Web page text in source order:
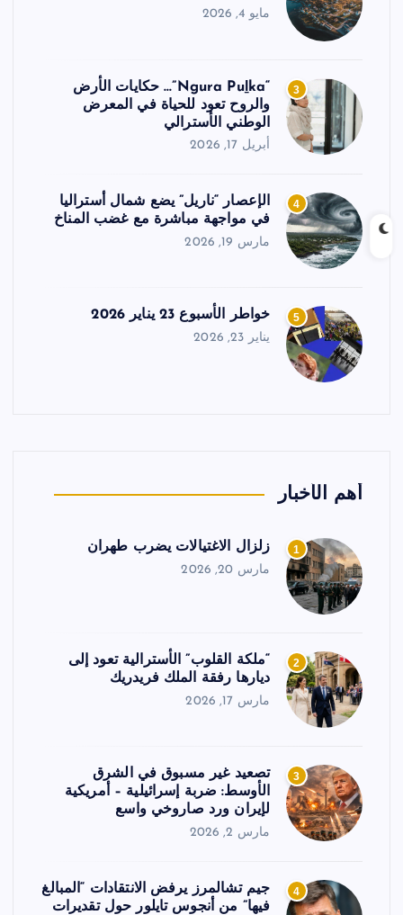
مايو 4, 2026
3
“Ngura Puḻka”… حكايات الأرض
والروح تعود للحياة في المعرض
الوطني الأسترالي
أبريل 17, 2026
4
الإعصار “ناريل” يضع شمال أستراليا
في مواجهة مباشرة مع غضب المناخ
مارس 19, 2026
5 خواطر الأسبوع 23 يناير 2026
يناير 23, 2026
أهم الأخبار
1 زلزال الاغتيالات يضرب طهران
مارس 20, 2026
2
“ملكة القلوب” الأسترالية تعود إلى
ديارها رفقة الملك فريدريك
مارس 17, 2026
3
تصعيد غير مسبوق في الشرق
الأوسط: ضربة إسرائيلية – أمريكية
لإيران ورد صاروخي واسع
مارس 2, 2026
4
جيم تشالمرز يرفض الانتقادات “المبالغ
فيها” من أنجوس تايلور حول تقديرات